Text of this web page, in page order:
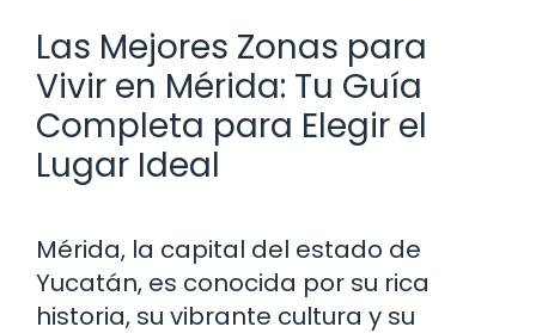
Las Mejores Zonas para
Vivir en Mérida: Tu Guía
Completa para Elegir el
Lugar Ideal
Mérida, la capital del estado de
Yucatán, es conocida por su rica
historia, su vibrante cultura y su